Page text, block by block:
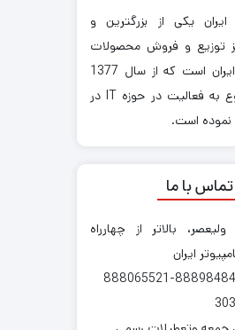
ایران یکی از بزرگترین و
توزیع و فروش محصولات
کامپیوتری در ایران است که از سال 1377
تاسیس و شروع به فعالیت در حوزه IT در
نموده است.
تماس با ما
بالاتر از چهارراه
ایران